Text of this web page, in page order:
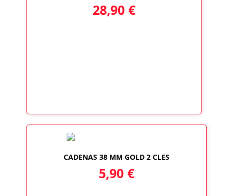
28,90 €
CADENAS 38 MM GOLD 2 CLES
5,90 €